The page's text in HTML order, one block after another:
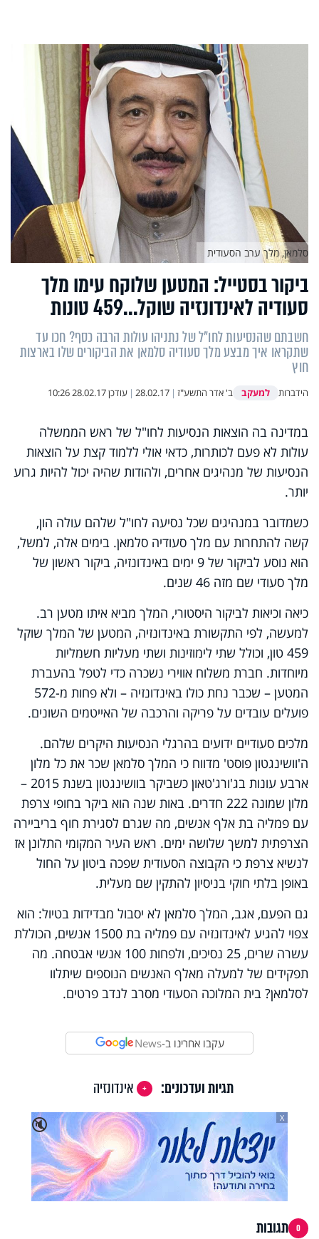
ביקור בסטייל: המטען שלוקח עימו מלך
סעודיה לאינדונזיה שוקל...459 טונות
חשבתם שהנסיעות לחו"ל של נתניהו עולות הרבה כסף? חכו עד
שתקראו איך מבצע מלך סעודיה סלמאן את הביקורים שלו בארצות
חוץ
הידברות למעקב ב' אדר התשע"ז |
28.02.17
| עודכן28.02.17 10:26
סלמאן, מלך ערב הסעודית
במדינה בה הוצאות הנסיעות לחו"ל של ראש הממשלה
עולות לא פעם לכותרות, כדאי אולי ללמוד קצת על הוצאות
הנסיעות של מנהיגים אחרים, ולהודות שהיה יכול להיות גרוע
יותר.
כשמדובר במנהיגים שכל נסיעה לחו"ל שלהם עולה הון,
קשה להתחרות עם מלך סעודיה סלמאן. בימים אלה, למשל,
הוא נוסע לביקור של 9 ימים באינדונזיה, ביקור ראשון של
מלך סעודי שם מזה 46 שנים.
כיאה וכיאות לביקור היסטורי, המלך מביא איתו מטען רב.
למעשה, לפי התקשורת באינדונזיה, המטען של המלך שוקל
459 טון, וכולל שתי לימוזינות ושתי מעליות חשמליות
מיוחדות. חברת משלוח אווירי נשכרה כדי לטפל בהעברת
המטען – שכבר נחת כולו באינדונזיה – ולא פחות מ-572
פועלים עובדים על פריקה והרכבה של האייטמים השונים.
מלכים סעודיים ידועים בהרגלי הנסיעות היקרים שלהם.
ה'וושינגטון פוסט' מדווח כי המלך סלמאן שכר את כל מלון
ארבע עונות בג'ורג'טאון כשביקר בוושינגטון בשנת 2015 –
מלון שמונה 222 חדרים. באות שנה הוא ביקר בחופי צרפת
עם פמליה בת אלף אנשים, מה שגרם לסגירת חוף בריביירה
הצרפתית למשך שלושה ימים. ראש העיר המקומי התלונן אז
לנשיא צרפת כי הקבוצה הסעודית שפכה ביטון על החול
באופן בלתי חוקי בניסיון להתקין שם מעלית.
גם הפעם, אגב, המלך סלמאן לא יסבול מבדידות בטיול: הוא
צפוי להגיע לאינדונזיה עם פמליה בת 1500 אנשים, הכוללת
עשרה שרים, 25 נסיכים, ולפחות 100 אנשי אבטחה. מה
תפקידים של למעלה מאלף האנשים הנוספים שיתלוו
לסלמאן? בית המלוכה הסעודי מסרב לנדב פרטים.
עקבו אחרינו ב-News
תגיות ועדכונים:
אינדונזיה
🔇
X
0 תגובות